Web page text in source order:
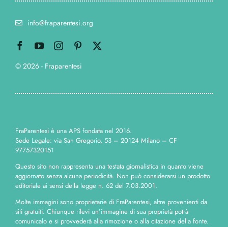
info@fraparentesi.org
© 2026 - Fraparentesi
FraParentesi è una APS fondata nel 2016.
Sede Legale: via San Gregorio, 53 – 20124 Milano – CF
97757320151
Questo sito non rappresenta una testata giornalistica in quanto viene
aggiornato senza alcuna periodicità. Non può considerarsi un prodotto
editoriale ai sensi della legge n. 62 del 7.03.2001.
Molte immagini sono proprietarie di FraParentesi, altre provenienti da
siti gratuiti. Chiunque rilevi un’immagine di sua proprietà potrà
comunicalo e si provvederà alla rimozione o alla citazione della fonte.